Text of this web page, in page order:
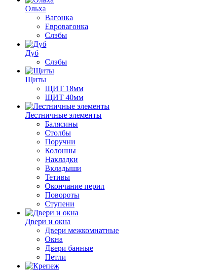
Ольха
Вагонка
Евровагонка
Слэбы
Дуб
Слэбы
Щиты
ЩИТ 18мм
ЩИТ 40мм
Лестничные элементы
Балясины
Столбы
Поручни
Колонны
Накладки
Вкладыши
Тетивы
Окончание перил
Повороты
Ступени
Двери и окна
Двери межкомнатные
Окна
Двери банные
Петли